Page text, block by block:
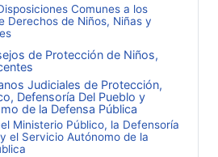
Comunes a los
Derechos de Niños, Niñas y
de Protección de Niños,
Judiciales de Protección,
Defensoría Del Pueblo y
de la Defensa Pública
Ministerio Público, la Defensoría
el Servicio Autónomo de la